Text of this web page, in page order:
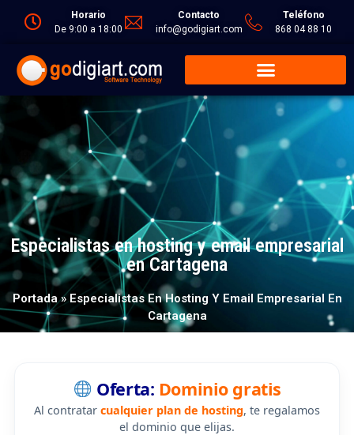
Horario
De 9:00 a 18:00
Contacto
info@godigiart.com
Teléfono
868 04 88 10
Especialistas en hosting y email empresarial
en Cartagena
Portada» Especialistas En Hosting Y Email Empresarial En
Cartagena
Oferta: Dominio gratis
Al contratar cualquier plan de hosting, te regalamos
el dominio que elijas.